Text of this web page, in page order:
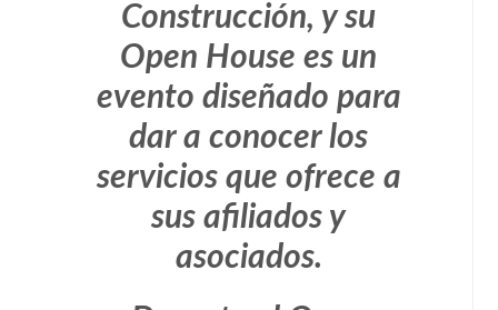
Construcción, y su
Open House es un
evento diseñado para
dar a conocer los
servicios que ofrece a
sus afiliados y
asociados.